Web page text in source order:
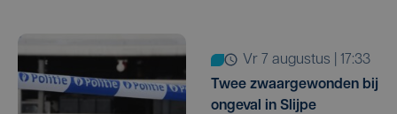
vr 7 augustus | 17:33
Twee zwaargewonden bij
ongeval in Slijpe